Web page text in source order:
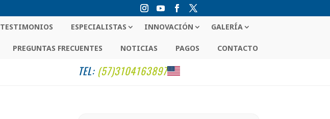
TESTIMONIOS ESPECIALISTAS INNOVACIÓN GALERÍA
PREGUNTAS FRECUENTES NOTICIAS PAGOS CONTACTO
TEL: (57)3104163897